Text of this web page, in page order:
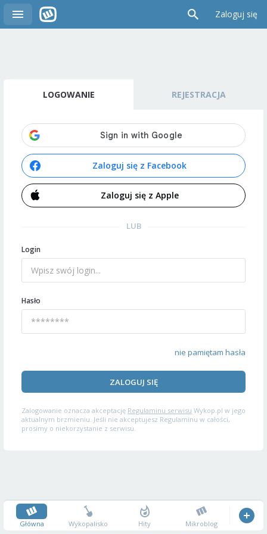
Zaloguj się
LOGOWANIE REJESTRACJA
Zaloguj się z Facebook
Zaloguj się z Apple
LUB
Login
Hasło
nie pamiętam hasła
ZALOGUJ SIĘ
Zalogowanie oznacza akceptację Regulaminu serwisu Wykop.pl w jego
aktualnym brzmieniu. Jeśli nie akceptujesz Regulaminu w całości,
prosimy o niekorzystanie z serwisu.
Główna Wykopalisko Hity Mikroblog